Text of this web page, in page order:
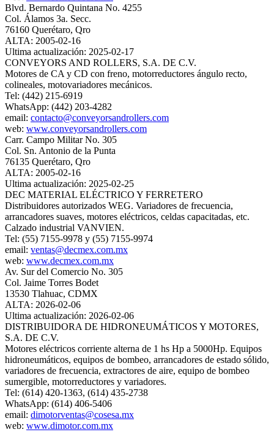
Blvd. Bernardo Quintana No. 4255
Col. Álamos 3a. Secc.
76160 Querétaro, Qro
ALTA: 2005-02-16
Ultima actualización: 2025-02-17
CONVEYORS AND ROLLERS, S.A. DE C.V.
Motores de CA y CD con freno, motorreductores ángulo recto,
colineales, motovariadores mecánicos.
Tel: (442) 215-6919
WhatsApp: (442) 203-4282
email: contacto@conveyorsandrollers.com
web: www.conveyorsandrollers.com
Carr. Campo Militar No. 305
Col. Sn. Antonio de la Punta
76135 Querétaro, Qro
ALTA: 2005-02-16
Ultima actualización: 2025-02-25
DEC MATERIAL ELÉCTRICO Y FERRETERO
Distribuidores autorizados WEG. Variadores de frecuencia,
arrancadores suaves, motores eléctricos, celdas capacitadas, etc.
Calzado industrial VANVIEN.
Tel: (55) 7155-9978 y (55) 7155-9974
email: ventas@decmex.com.mx
web: www.decmex.com.mx
Av. Sur del Comercio No. 305
Col. Jaime Torres Bodet
13530 Tlahuac, CDMX
ALTA: 2026-02-06
Ultima actualización: 2026-02-06
DISTRIBUIDORA DE HIDRONEUMÁTICOS Y MOTORES,
S.A. DE C.V.
Motores eléctricos corriente alterna de 1 hs Hp a 5000Hp. Equipos
hidroneumáticos, equipos de bombeo, arrancadores de estado sólido,
variadores de frecuencia, extractores de aire, equipo de bombeo
sumergible, motorreductores y variadores.
Tel: (614) 420-1363, (614) 435-2738
WhatsApp: (614) 406-5406
email: dimotorventas@cosesa.mx
web: www.dimotor.com.mx